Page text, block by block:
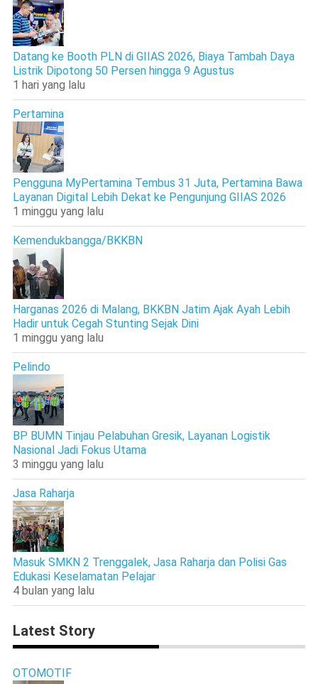
Datang ke Booth PLN di GIIAS 2026, Biaya Tambah Daya
Listrik Dipotong 50 Persen hingga 9 Agustus
1 hari yang lalu
Pertamina
Pengguna MyPertamina Tembus 31 Juta, Pertamina Bawa
Layanan Digital Lebih Dekat ke Pengunjung GIIAS 2026
1 minggu yang lalu
Kemendukbangga/BKKBN
Harganas 2026 di Malang, BKKBN Jatim Ajak Ayah Lebih
Hadir untuk Cegah Stunting Sejak Dini
1 minggu yang lalu
Pelindo
BP BUMN Tinjau Pelabuhan Gresik, Layanan Logistik
Nasional Jadi Fokus Utama
3 minggu yang lalu
Jasa Raharja
Masuk SMKN 2 Trenggalek, Jasa Raharja dan Polisi Gas
Edukasi Keselamatan Pelajar
4 bulan yang lalu
Latest Story
OTOMOTIF